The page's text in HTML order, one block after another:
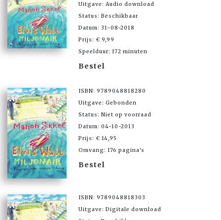
Uitgave: Audio download
Status: Beschikbaar
Datum: 31-08-2018
Prijs: € 9,99
Speelduur: 172 minuten
Bestel
ISBN: 9789048818280
Uitgave: Gebonden
Status: Niet op voorraad
Datum: 04-10-2013
Prijs: € 14,95
Omvang: 176 pagina's
Bestel
ISBN: 9789048818303
Uitgave: Digitale download